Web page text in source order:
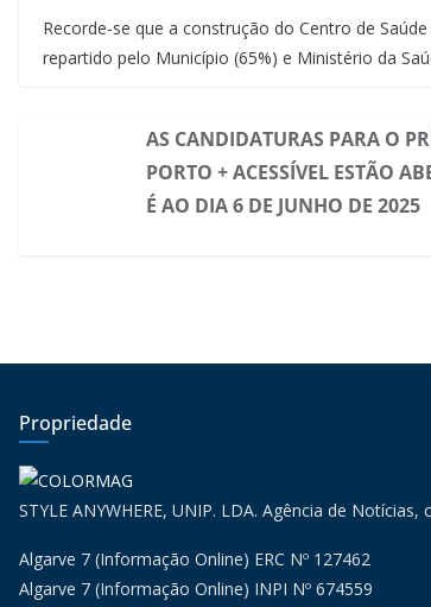
Recorde-se que a construção do Centro de
repartido pelo Município (65%) e Ministério da
AS CANDIDATURAS PARA O
PORTO + ACESSÍVEL ESTÃO
É AO DIA 6 DE JUNHO DE 2025
Propriedade
STYLE ANYWHERE, UNIP. LDA. Agência de
Algarve 7 (Informação Online) ERC Nº 127462
Algarve 7 (Informação Online) INPI Nº 674559